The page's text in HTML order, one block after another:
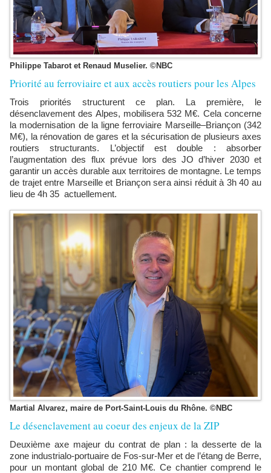
Philippe Tabarot et Renaud Muselier. ©NBC
Priorité au ferroviaire et aux accès routiers pour les Alpes
Trois priorités structurent ce plan. La première, le
désenclavement des Alpes, mobilisera 532 M€. Cela concerne
la modernisation de la ligne ferroviaire Marseille–Briançon (342
M€), la rénovation de gares et la sécurisation de plusieurs axes
routiers structurants. L’objectif est double : absorber
l’augmentation des flux prévue lors des JO d’hiver 2030 et
garantir un accès durable aux territoires de montagne. Le temps
de trajet entre Marseille et Briançon sera ainsi réduit à 3h 40 au
lieu de 4h 35 actuellement.
Martial Alvarez, maire de Port-Saint-Louis du Rhône. ©NBC
Le désenclavement au coeur des enjeux de la ZIP
Deuxième axe majeur du contrat de plan : la desserte de la
zone industrialo-portuaire de Fos-sur-Mer et de l’étang de Berre,
pour un montant global de 210 M€. Ce chantier comprend le